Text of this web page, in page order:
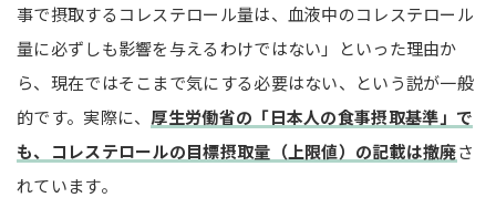
事で摂取するコレステロール量は、血液中のコレステロール
量に必ずしも影響を与えるわけではない」といった理由か
ら、現在ではそこまで気にする必要はない、という説が一般
的です。実際に、 厚生労働省の「日本人の食事摂取基準」で
も、コレステロールの目標摂取量（上限値）の記載は撤廃さ
れています。